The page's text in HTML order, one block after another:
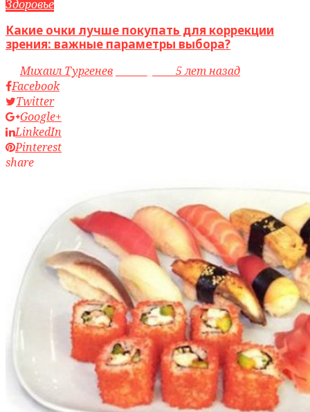
Здоровье
Какие очки лучше покупать для коррекции
зрения: важные параметры выбора?
byМихаил Тургенев
5 лет назад
Facebook
Twitter
Google+
LinkedIn
Pinterest
share